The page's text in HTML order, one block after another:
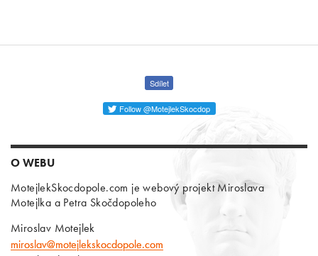
Sdílet
Follow @MotejlekSkocdop
O WEBU
MotejlekSkocdopole.com je webový projekt Miroslava
Motejlka a Petra Skočdopoleho
Miroslav Motejlek
miroslav@motejlekskocdopole.com